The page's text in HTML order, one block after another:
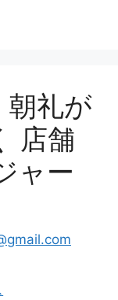
朝礼が
店舗
ャー